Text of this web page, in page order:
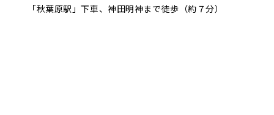
「秋葉原駅」下車、神田明神まで徒歩（約７分）